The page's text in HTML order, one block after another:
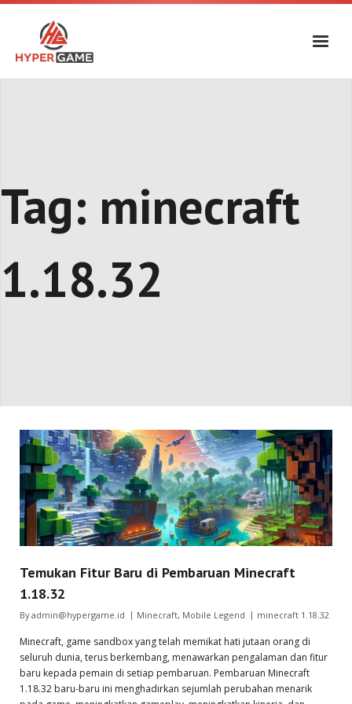
Skip
Tag: minecraft
1.18.32
Temukan Fitur Baru di Pembaruan Minecraft
1.18.32
Byadmin@hypergame.id Minecraft, Mobile Legend minecraft 1.18.32
Minecraft, game sandbox yang telah memikat hati jutaan orang di
seluruh dunia, terus berkembang, menawarkan pengalaman dan fitur
baru kepada pemain di setiap pembaruan. Pembaruan Minecraft
1.18.32 baru-baru ini menghadirkan sejumlah perubahan menarik